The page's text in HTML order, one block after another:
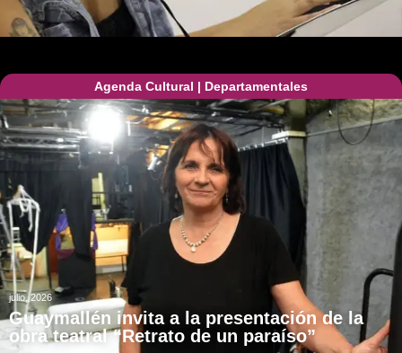
Agenda Cultural | Departamentales
julio, 2026
Guaymallén invita a la presentación de la
obra teatral “Retrato de un paraíso”